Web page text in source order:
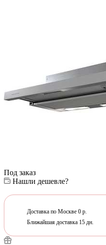
Под заказ
Нашли дешевле?
Доставка по Москве 0 р.
Ближайшая доставка 15 дн.